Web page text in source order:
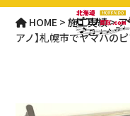
HOME >施工実績>
アノ】札幌市でヤマハの